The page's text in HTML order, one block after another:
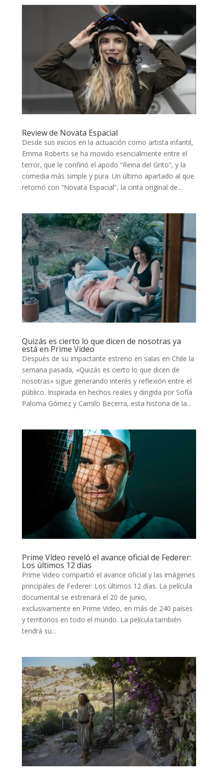
INICIO
PELICULAS
SERIES
Review de Novata Espacial
Desde sus inicios en la actuación como artista infantil,
Emma Roberts se ha movido esencialmente entre el
terror, que le confirió el apodo “Reina del Grito”, y la
comedia más simple y pura. Un último apartado al que
retornó con “Novata Espacial”, la cinta original de...
Quizás es cierto lo que dicen de nosotras ya
está en Prime Video
Después de su impactante estreno en salas en Chile la
semana pasada, «Quizás es cierto lo que dicen de
nosotras» sigue generando interés y reflexión entre el
público. Inspirada en hechos reales y dirigida por Sofía
Paloma Gómez y Camilo Becerra, esta historia de la...
Prime Video reveló el avance oficial de Federer:
Los últimos 12 días
Prime Video compartió el avance oficial y las imágenes
principales de Federer: Los últimos 12 días. La película
documental se estrenará el 20 de junio,
exclusivamente en Prime Video, en más de 240 países
y territorios en todo el mundo. La película también
tendrá su...